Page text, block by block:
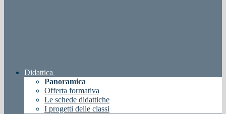
Didattica
Panoramica
Offerta formativa
Le schede didattiche
I progetti delle classi